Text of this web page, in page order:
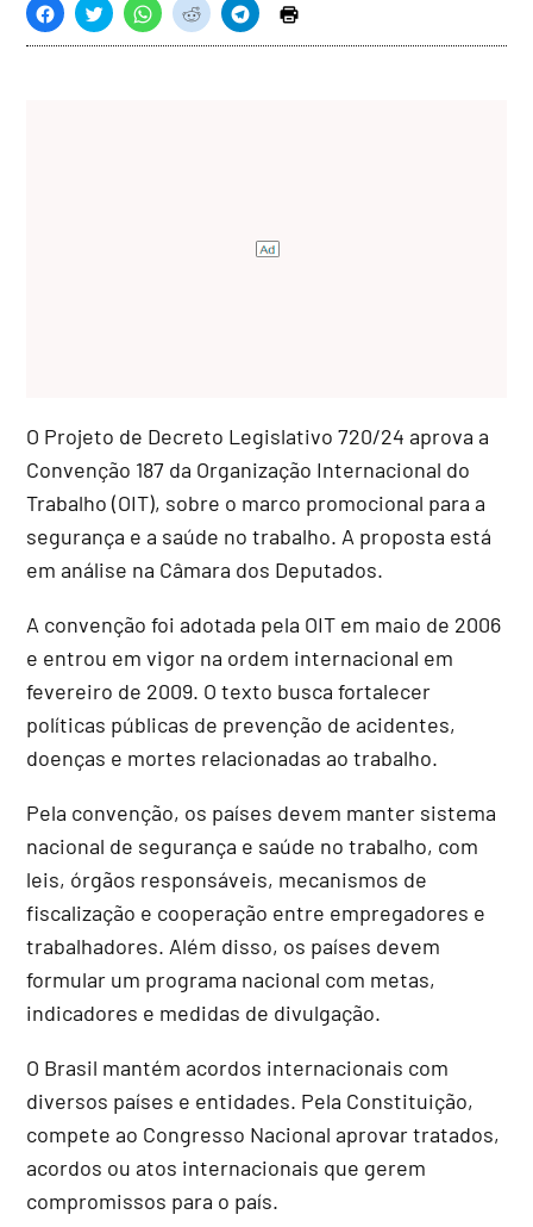
O Projeto de Decreto Legislativo 720/24 aprova a
Convenção 187 da Organização Internacional do
Trabalho (OIT), sobre o marco promocional para a
segurança e a saúde no trabalho. A proposta está
em análise na Câmara dos Deputados.
A convenção foi adotada pela OIT em maio de 2006
e entrou em vigor na ordem internacional em
fevereiro de 2009. O texto busca fortalecer
políticas públicas de prevenção de acidentes,
doenças e mortes relacionadas ao trabalho.
Pela convenção, os países devem manter sistema
nacional de segurança e saúde no trabalho, com
leis, órgãos responsáveis, mecanismos de
fiscalização e cooperação entre empregadores e
trabalhadores. Além disso, os países devem
formular um programa nacional com metas,
indicadores e medidas de divulgação.
O Brasil mantém acordos internacionais com
diversos países e entidades. Pela Constituição,
compete ao Congresso Nacional aprovar tratados,
acordos ou atos internacionais que gerem
compromissos para o país.